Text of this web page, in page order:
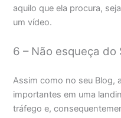
aquilo que ela procura,
um vídeo.
6 – Não esqueça do
Assim como no seu Blog,
importantes em uma
tráfego e,